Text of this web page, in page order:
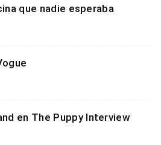
que nadie esperaba
en The Puppy Interview